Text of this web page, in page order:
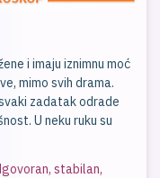
i imaju iznimnu moć
mimo svih drama.
zadatak odrade
U neku ruku su
stabilan,